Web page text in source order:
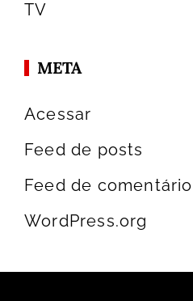
TV
META
Acessar
Feed de posts
Feed de
WordPress.org